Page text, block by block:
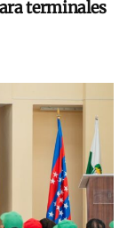
terminales